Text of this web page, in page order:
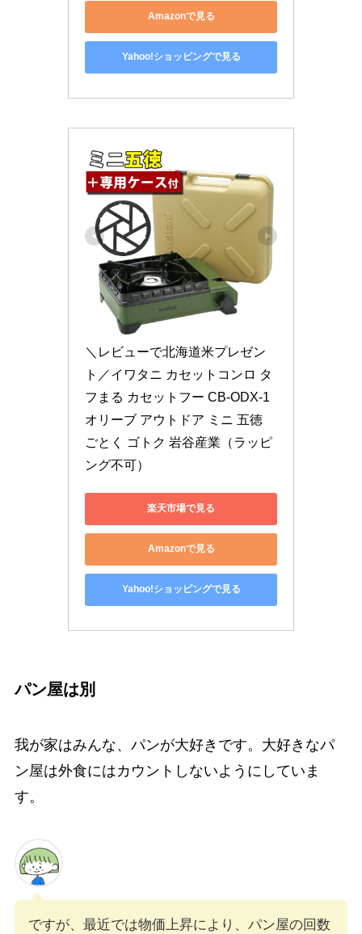
Amazonで見る
Yahoo!ショッピングで見る
＼レビューで北海道米プレゼン
ト／イワタニ カセットコンロ タ
フまる カセットフー CB-ODX-1
オリーブ アウトドア ミニ 五徳
ごとく ゴトク 岩谷産業（ラッピ
ング不可）
楽天市場で見る
Amazonで見る
Yahoo!ショッピングで見る
パン屋は別
我が家はみんな、パンが大好きです。大好きなパ
ン屋は外食にはカウントしないようにしていま
す。
ですが、最近では物価上昇により、パン屋の回数